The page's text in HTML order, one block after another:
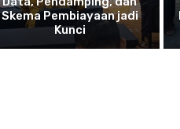
Skema Pembiayaan jadi
Kunci